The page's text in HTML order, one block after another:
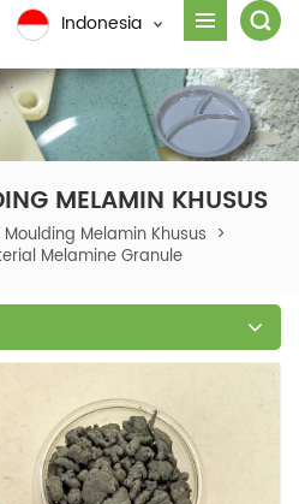
Indonesia
MELAMIN KHUSUS
Melamin Khusus >
Melamine Granule